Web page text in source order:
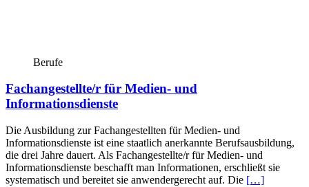
Berufe
Fachangestellte/r für Medien- und
Informationsdienste
Die Ausbildung zur Fachangestellten für Medien- und
Informationsdienste ist eine staatlich anerkannte Berufsausbildung,
die drei Jahre dauert. Als Fachangestellte/r für Medien- und
Informationsdienste beschafft man Informationen, erschließt sie
systematisch und bereitet sie anwendergerecht auf. Die […]